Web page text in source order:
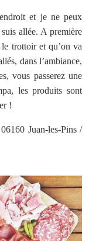
et je ne peux
allée. A première
trottoir et qu’on va
dans l’ambiance,
vous passerez une
les produits sont
!
Juan-les-Pins /